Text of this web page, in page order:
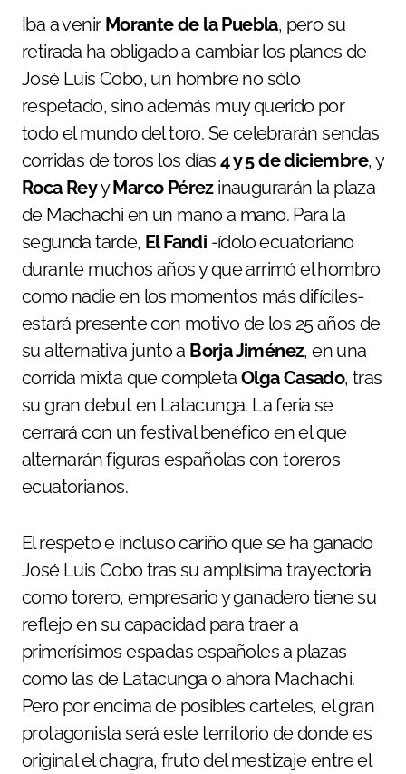
Iba a venir Morante de la Puebla, pero su
retirada ha obligado a cambiar los planes de
José Luis Cobo, un hombre no sólo
respetado, sino además muy querido por
todo el mundo del toro. Se celebrarán sendas
corridas de toros los días 4 y 5 de diciembre, y
Roca ReyyMarco Pérezinaugurarán la plaza
de Machachi en un mano a mano. Para la
segunda tarde, El Fandi -ídolo ecuatoriano
durante muchos años y que arrimó el hombro
como nadie en los momentos más difíciles-
estará presente con motivo de los 25 años de
su alternativa junto a Borja Jiménez, en una
corrida mixta que completa Olga Casado, tras
su gran debut en Latacunga. La feria se
cerrará con un festival benéfico en el que
alternarán figuras españolas con toreros
ecuatorianos.
El respeto e incluso cariño que se ha ganado
José Luis Cobo tras su amplísima trayectoria
como torero, empresario y ganadero tiene su
reflejo en su capacidad para traer a
primerísimos espadas españoles a plazas
como las de Latacunga o ahora Machachi.
Pero por encima de posibles carteles, el gran
protagonista será este territorio de donde es
original el chagra, fruto del mestizaje entre el